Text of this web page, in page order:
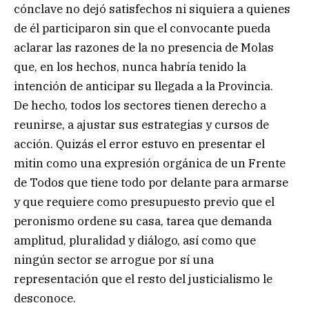
cónclave no dejó satisfechos ni siquiera a quienes
de él participaron sin que el convocante pueda
aclarar las razones de la no presencia de Molas
que, en los hechos, nunca habría tenido la
intención de anticipar su llegada a la Provincia.
De hecho, todos los sectores tienen derecho a
reunirse, a ajustar sus estrategias y cursos de
acción. Quizás el error estuvo en presentar el
mitin como una expresión orgánica de un Frente
de Todos que tiene todo por delante para armarse
y que requiere como presupuesto previo que el
peronismo ordene su casa, tarea que demanda
amplitud, pluralidad y diálogo, así como que
ningún sector se arrogue por sí una
representación que el resto del justicialismo le
desconoce.